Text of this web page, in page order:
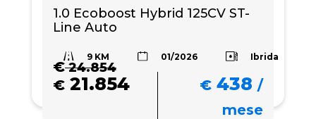
1.0 Ecoboost Hybrid 125CV ST-
Line Auto
9 KM 01/2026 Ibrida
€24.854
€ 21.854 € 438 /
mese